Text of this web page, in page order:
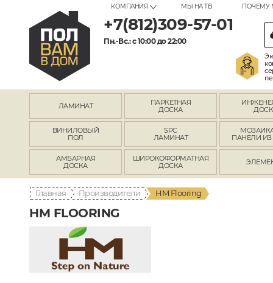
КОМПАНИЯ МЫ НА ТВ ПОЧЕМУ
+7(812)309-57-01
Пн.-Вс.: с 10:00 до 22:00
ЛАМИНАТ
ПАРКЕТНАЯ
ДОСКА
ВИНИЛОВЫЙ
ПОЛ
SPC
ЛАМИНАТ
ПАНЕЛИ ИЗ
АМБАРНАЯ
ДОСКА
ШИРОКОФОРМАТНАЯ
ДОСКА
Главная Производители HM Flooring
HM FLOORING